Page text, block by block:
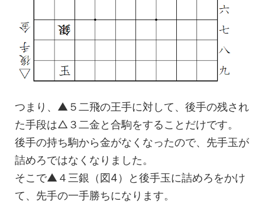
つまり、▲５二飛の王手に対して、後手の残され
た手段は△３二金と合駒をすることだけです。
後手の持ち駒から金がなくなったので、先手玉が
詰めろではなくなりました。
そこで▲４三銀（図4）と後手玉に詰めろをかけ
て、先手の一手勝ちになります。